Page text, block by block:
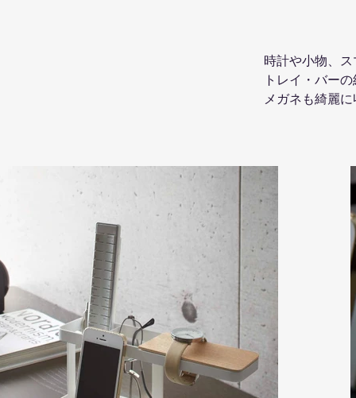
時計や小物、
トレイ・バー
メガネも綺麗